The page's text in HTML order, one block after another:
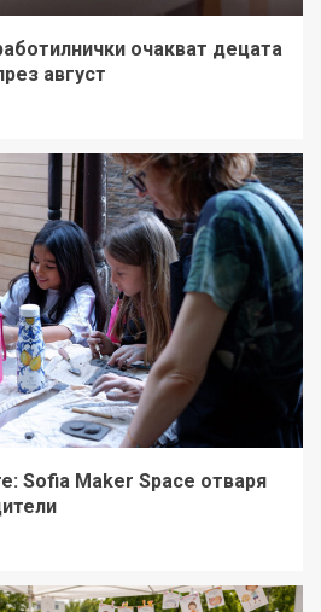
очакват децата
август
Sofia Maker Space отваря